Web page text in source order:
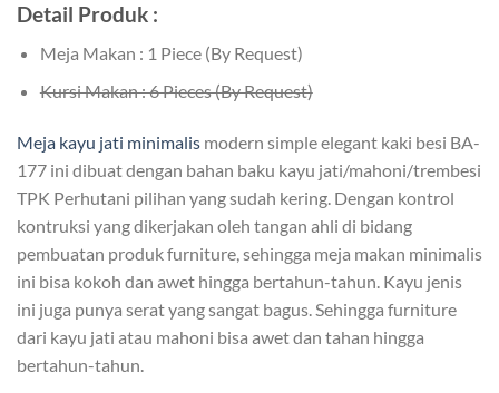
Detail Produk :
Meja Makan : 1 Piece (By Request)
Kursi Makan : 6 Pieces (By Request)
Meja kayu jati minimalis modern simple elegant kaki besi BA-
177 ini dibuat dengan bahan baku kayu jati/mahoni/trembesi
TPK Perhutani pilihan yang sudah kering. Dengan kontrol
kontruksi yang dikerjakan oleh tangan ahli di bidang
pembuatan produk furniture, sehingga meja makan minimalis
ini bisa kokoh dan awet hingga bertahun-tahun. Kayu jenis
ini juga punya serat yang sangat bagus. Sehingga furniture
dari kayu jati atau mahoni bisa awet dan tahan hingga
bertahun-tahun.